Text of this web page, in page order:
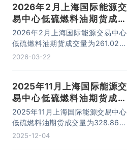
2026年2月上海国际能源交
易中心低硫燃料油期货成交
量、成交金额及成交均价统计
2026年2月上海国际能源交易中心
低硫燃料油期货成交量为261.02万
手，成交金额为867.46亿元，成交
2026-03-22
2025年11月上海国际能源交
易中心低硫燃料油期货成交
量、成交金额及成交均价统计
2025年11月上海国际能源交易中心
低硫燃料油期货成交量为328.86万
手，成交金额为1046.08亿元，成交
2025-12-04